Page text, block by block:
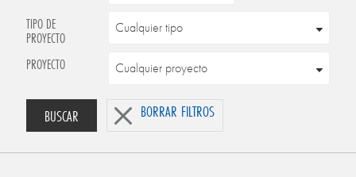
TIPO DE
PROYECTO
PROYECTO
BUSCAR BORRAR FILTROS